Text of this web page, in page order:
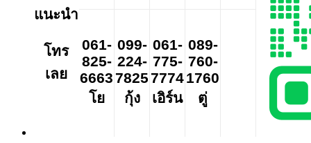
แนะนำ
โทร
เลย
061-
825-
6663
โย
099-
224-
7825
กุ้ง
061-
775-
7774
เอิร์น
089-
760-
1760
ตู่